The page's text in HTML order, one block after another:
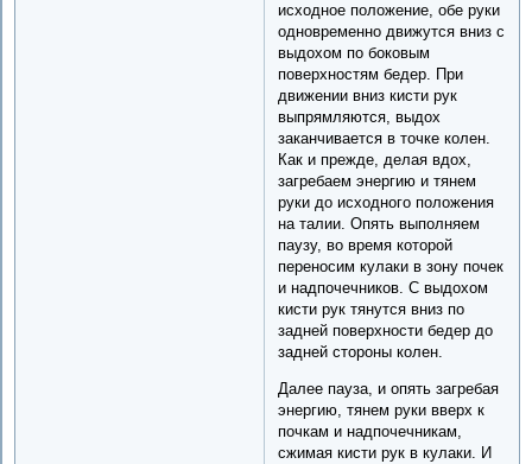
исходное положение, обе руки
одновременно движутся вниз с
выдохом по боковым
поверхностям бедер. При
движении вниз кисти рук
выпрямляются, выдох
заканчивается в точке колен.
Как и прежде, делая вдох,
загребаем энергию и тянем
руки до исходного положения
на талии. Опять выполняем
паузу, во время которой
переносим кулаки в зону почек
и надпочечников. С выдохом
кисти рук тянутся вниз по
задней поверхности бедер до
задней стороны колен.
Далее пауза, и опять загребая
энергию, тянем руки вверх к
почкам и надпочечникам,
сжимая кисти рук в кулаки. И